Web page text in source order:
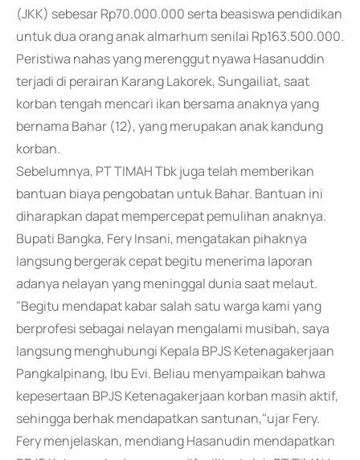
(JKK) sebesar Rp70.000.000 serta beasiswa pendidikan
untuk dua orang anak almarhum senilai Rp163.500.000.
Peristiwa nahas yang merenggut nyawa Hasanuddin
terjadi di perairan Karang Lakorek, Sungailiat, saat
korban tengah mencari ikan bersama anaknya yang
bernama Bahar (12), yang merupakan anak kandung
korban.
Sebelumnya, PT TIMAH Tbk juga telah memberikan
bantuan biaya pengobatan untuk Bahar. Bantuan ini
diharapkan dapat mempercepat pemulihan anaknya.
Bupati Bangka, Fery Insani, mengatakan pihaknya
langsung bergerak cepat begitu menerima laporan
adanya nelayan yang meninggal dunia saat melaut.
"Begitu mendapat kabar salah satu warga kami yang
berprofesi sebagai nelayan mengalami musibah, saya
langsung menghubungi Kepala BPJS Ketenagakerjaan
Pangkalpinang, Ibu Evi. Beliau menyampaikan bahwa
kepesertaan BPJS Ketenagakerjaan korban masih aktif,
sehingga berhak mendapatkan santunan,"ujar Fery.
Fery menjelaskan, mendiang Hasanudin mendapatkan